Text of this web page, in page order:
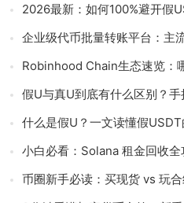
2026最新：如何100%避开假USDT（泰达
企业级代币批量转账平台：主流公链全覆盖
Robinhood Chain生态速览：哪些
假U与真U到底有什么区别？手把手教你辨别TRC-
什么是假U？一文读懂假USDT的原理
小白必看：Solana 租金回收全攻略
币圈新手必读：买现货 vs 玩合